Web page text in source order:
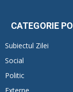
CATEGORIE
Subiectul Zilei
Social
Politic